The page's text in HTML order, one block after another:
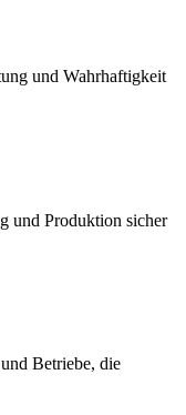
und Wahrhaftigkeit
und Produktion sicher
Betriebe, die